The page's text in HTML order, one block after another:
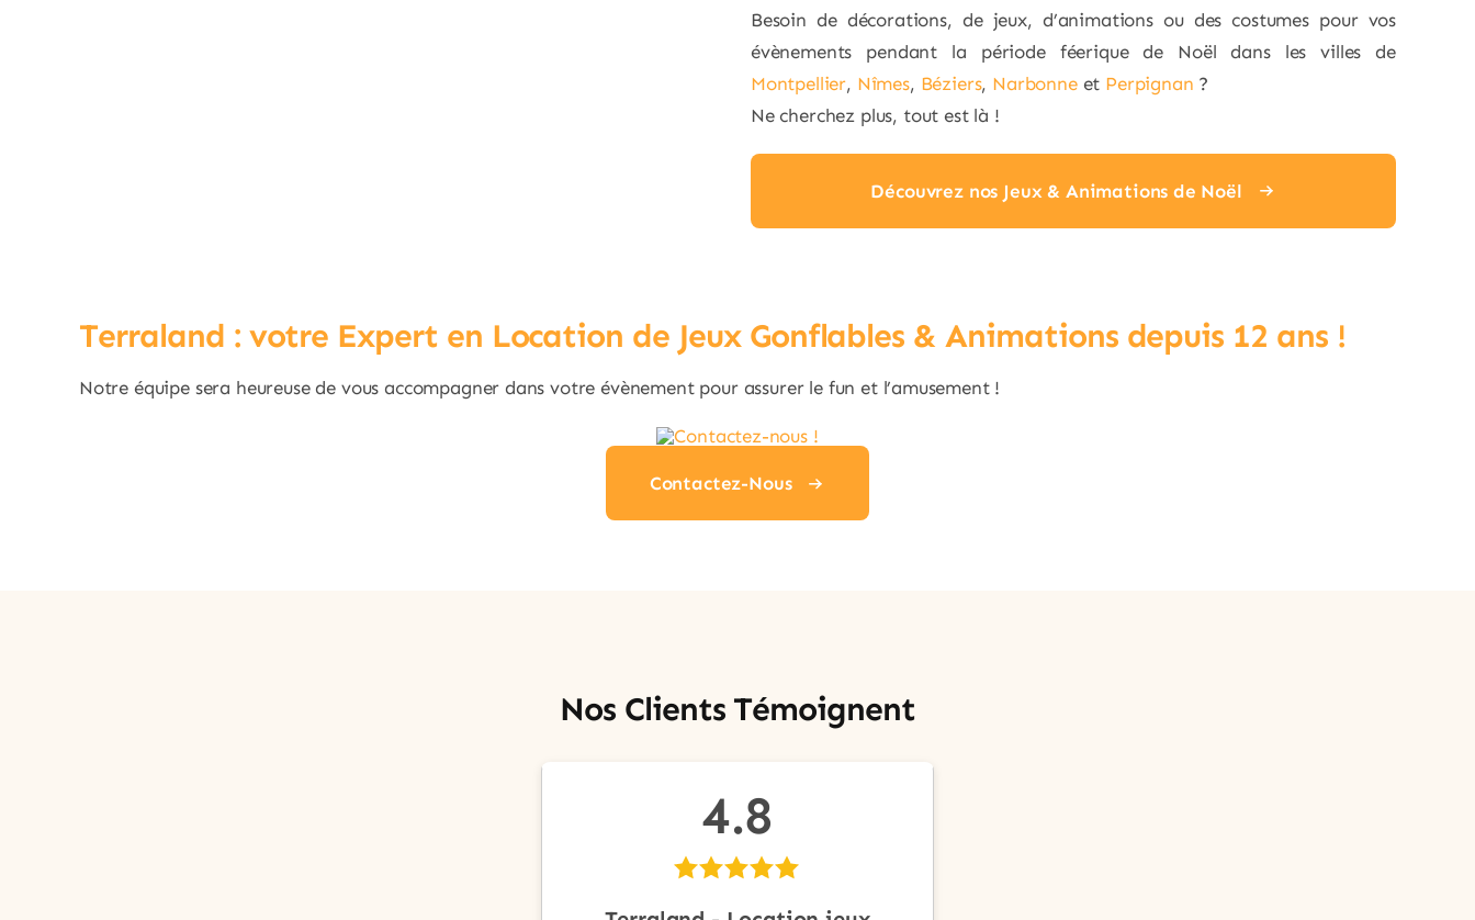
Besoin de décorations, de jeux, d’animations ou des costumes pour vos
évènements pendant la période féerique de Noël dans les villes de
Montpellier, Nîmes, Béziers, Narbonneet Perpignan ?
Ne cherchez plus, tout est là !
Découvrez nos Jeux & Animations de Noël
Terraland : votre Expert en Location de Jeux Gonflables & Animations depuis 12 ans !
Notre équipe sera heureuse de vous accompagner dans votre évènement pour assurer le fun et l’amusement !
Contactez-Nous
Nos Clients Témoignent
4.8